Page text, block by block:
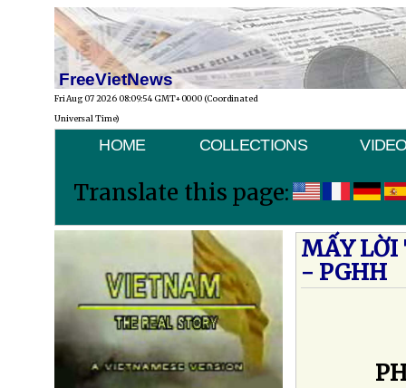
FreeVietNews
Fri Aug 07 2026 08:09:54 GMT+0000 (Coordinated
Universal Time)
HOME COLLECTIONS
Translate this page:
MẤY LỜI
- PGHH